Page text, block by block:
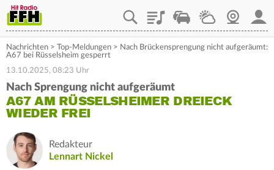
PlaylistStaupilotWetterWebcam
Nachrichten > Top-Meldungen > Nach Brückensprengung nicht aufgeräumt:
A67 bei Rüsselsheim gesperrt
13.10.2025, 08:23 Uhr
Nach Sprengung nicht aufgeräumt
A67 AM RÜSSELSHEIMER DREIECK
WIEDER FREI
Redakteur
Lennart Nickel